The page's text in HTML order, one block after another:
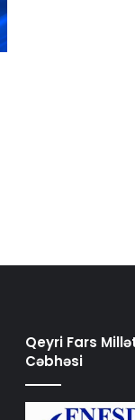
Qeyri Fars
Cəbhəsi